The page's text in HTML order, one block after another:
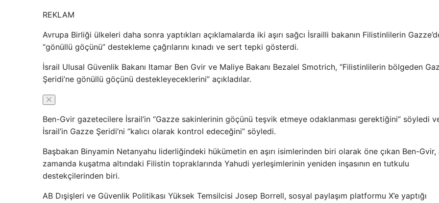
REKLAM
Avrupa Birliği ülkeleri daha sonra yaptıkları açıklamalarda iki aşırı sağcı İsrailli bakanın Filistinlilerin
“gönüllü göçünü” destekleme çağrılarını kınadı ve sert tepki gösterdi.
İsrail Ulusal Güvenlik Bakanı Itamar Ben Gvir ve Maliye Bakanı Bezalel Smotrich, “Filistinlilerin bölgeden
Şeridi’ne gönüllü göçünü destekleyeceklerini” açıkladılar.
Ben-Gvir gazetecilere İsrail’in “Gazze sakinlerinin göçünü teşvik etmeye odaklanması gerektiğini” söyledi
İsrail’in Gazze Şeridi’ni “kalıcı olarak kontrol edeceğini” söyledi.
Başbakan Binyamin Netanyahu liderliğindeki hükümetin en aşırı isimlerinden biri olarak öne çıkan Ben-Gvir,
zamanda kuşatma altındaki Filistin topraklarında Yahudi yerleşimlerinin yeniden inşasının en tutkulu
destekçilerinden biri.
AB Dışişleri ve Güvenlik Politikası Yüksek Temsilcisi Josep Borrell, sosyal paylaşım platformu X’e yaptığı